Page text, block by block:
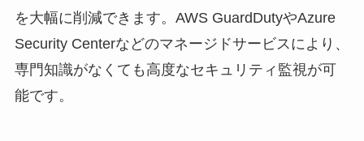
を大幅に削減できます。AWS GuardDutyやAzure
Security Centerなどのマネージドサービスにより、
専門知識がなくても高度なセキュリティ監視が可
能です。